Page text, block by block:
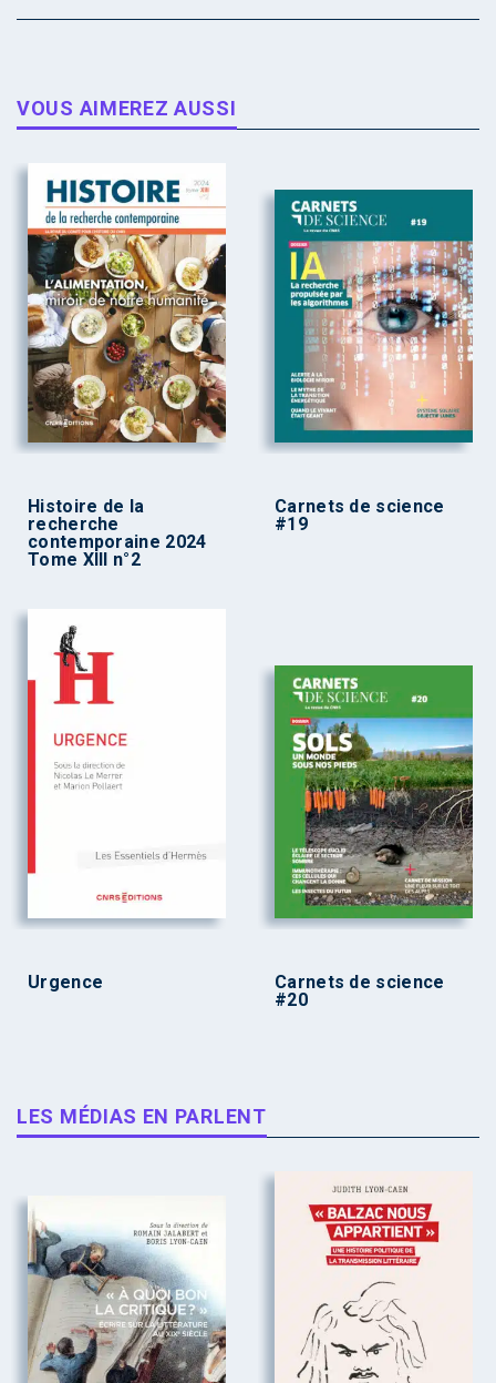
VOUS AIMEREZ AUSSI
Histoire de la
recherche
contemporaine 2024
Tome XIII n°2
Carnets de science
#19
Urgence
Carnets de science
#20
LES MÉDIAS EN PARLENT